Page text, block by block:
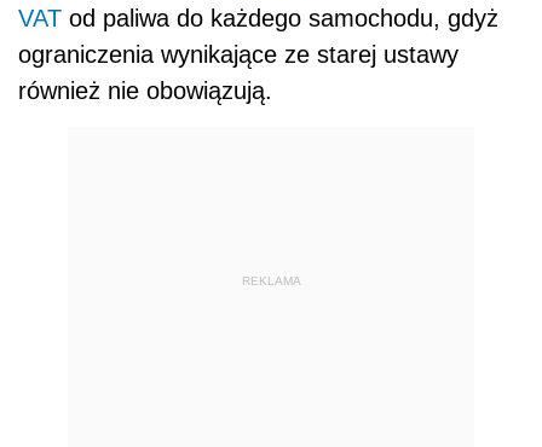
VAT od paliwa do każdego samochodu, gdyż
ograniczenia wynikające ze starej ustawy
również nie obowiązują.
REKLAMA